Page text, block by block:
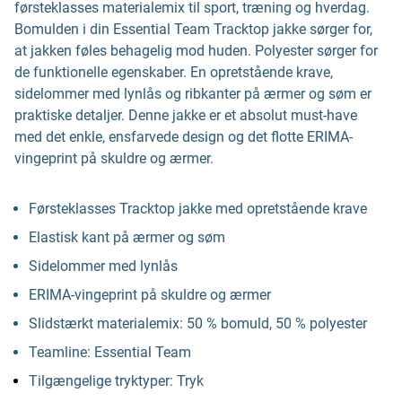
førsteklasses materialemix til sport, træning og hverdag.
Bomulden i din Essential Team Tracktop jakke sørger for,
at jakken føles behagelig mod huden. Polyester sørger for
de funktionelle egenskaber. En opretstående krave,
sidelommer med lynlås og ribkanter på ærmer og søm er
praktiske detaljer. Denne jakke er et absolut must-have
med det enkle, ensfarvede design og det flotte ERIMA-
vingeprint på skuldre og ærmer.
Førsteklasses Tracktop jakke med opretstående krave
Elastisk kant på ærmer og søm
Sidelommer med lynlås
ERIMA-vingeprint på skuldre og ærmer
Slidstærkt materialemix: 50 % bomuld, 50 % polyester
Teamline: Essential Team
Tilgængelige tryktyper: Tryk